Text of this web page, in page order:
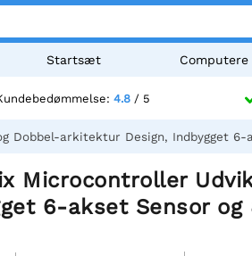
Startsæt Computere
4.8 / 5
Dobbel-arkitektur Design, Indbygget
Microcontroller
6-akset Sensor og